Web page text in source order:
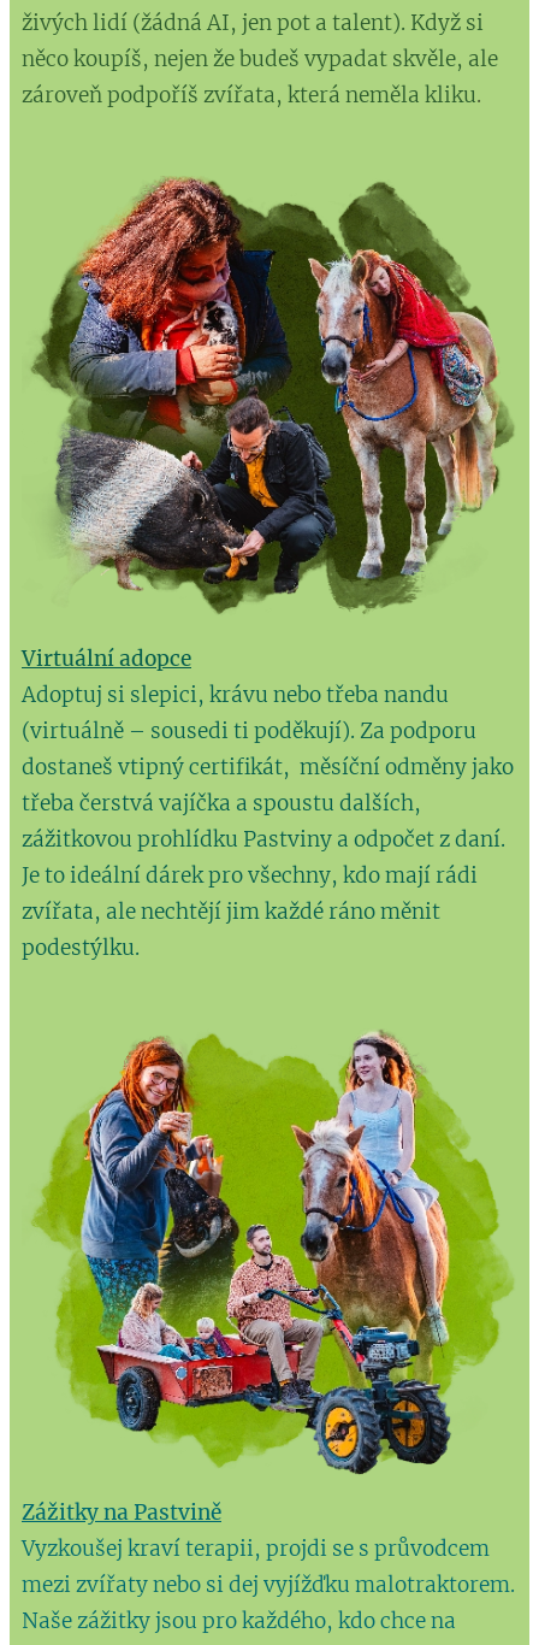
živých lidí (žádná AI, jen pot a talent). Když si
něco koupíš, nejen že budeš vypadat skvěle, ale
zároveň podpoříš zvířata, která neměla kliku.
Virtuální adopce
Adoptuj si slepici, krávu nebo třeba nandu
(virtuálně – sousedi ti poděkují). Za podporu
dostaneš vtipný certifikát, měsíční odměny jako
třeba čerstvá vajíčka a spoustu dalších,
zážitkovou prohlídku Pastviny a odpočet z daní.
Je to ideální dárek pro všechny, kdo mají rádi
zvířata, ale nechtějí jim každé ráno měnit
podestýlku.
Zážitky na Pastvině
Vyzkoušej kraví terapii, projdi se s průvodcem
mezi zvířaty nebo si dej vyjížďku malotraktorem.
Naše zážitky jsou pro každého, kdo chce na